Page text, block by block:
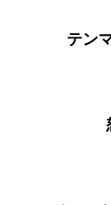
テン